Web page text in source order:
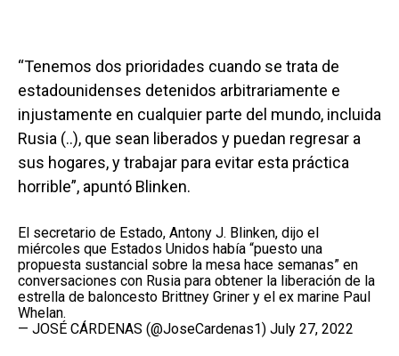
“Tenemos dos prioridades cuando se trata de
estadounidenses detenidos arbitrariamente e
injustamente en cualquier parte del mundo, incluida
Rusia (..), que sean liberados y puedan regresar a
sus hogares, y trabajar para evitar esta práctica
horrible”, apuntó Blinken.
El secretario de Estado, Antony J. Blinken, dijo el
miércoles que Estados Unidos había “puesto una
propuesta sustancial sobre la mesa hace semanas” en
conversaciones con Rusia para obtener la liberación de la
estrella de baloncesto Brittney Griner y el ex marine Paul
Whelan.
— JOSÉ CÁRDENAS (@JoseCardenas1) July 27, 2022